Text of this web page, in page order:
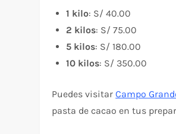
1 kilo: S/ 40.00
2 kilos: S/ 75.00
5 kilos: S/ 180.00
10 kilos: S/ 350.00
Puedes visitarCampo
pasta de cacao en tus